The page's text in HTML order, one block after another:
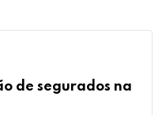
de segurados na